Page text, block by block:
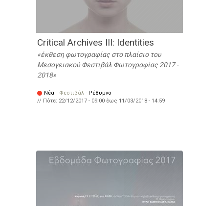
Critical Archives III: Identities
έκθεση φωτογραφίας στο πλαίσιο του
Μεσογειακού Φεστιβάλ Φωτογραφίας 2017 -
2018
Νέα · Φεστιβάλ · Ρέθυμνο
// Πότε: 22/12/2017 - 09:00 έως 11/03/2018 - 14:59